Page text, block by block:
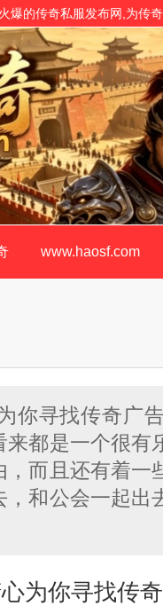
爆的传奇私服发布网,为传
版!
www.haosf.com
你寻找传奇广
都是一个很有
而且还有着一
和公会一起出
为你寻找传